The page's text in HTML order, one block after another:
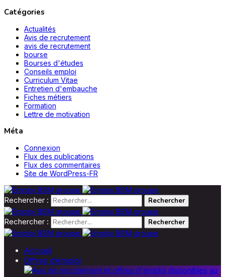
Catégories
Actualités
Avis de recrutement
avis de recrutement
bourse
Bourses d'études
Conseils emploi
Curriculum Vitae
Entretien d'embauche
Fiches métiers
Formation
Lettre de motivation
Méta
Connexion
Flux des publications
Flux des commentaires
Site de WordPress-FR
Rechercher :
Rechercher :
Accueil
Offres d’emploi